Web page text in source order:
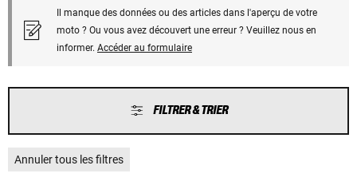
Il manque des données ou des articles dans l'aperçu de votre
moto ? Ou vous avez découvert une erreur ? Veuillez nous en
informer. Accéder au formulaire
FILTRER & TRIER
Annuler tous les filtres